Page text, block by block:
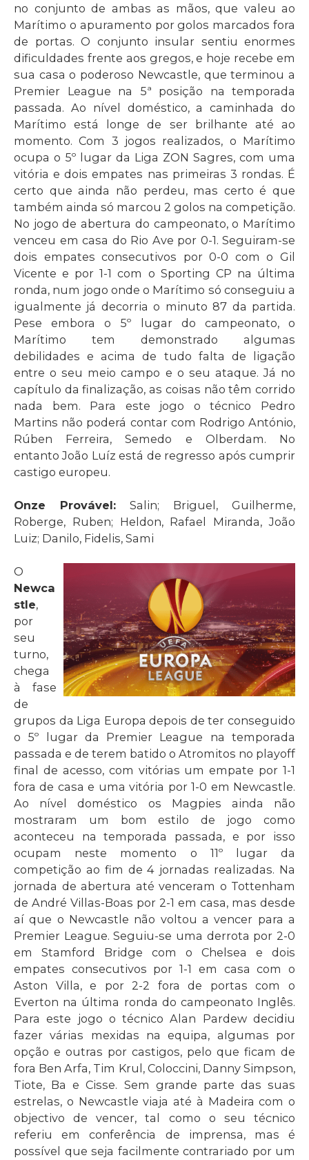
no conjunto de ambas as mãos, que valeu ao
Marítimo o apuramento por golos marcados fora
de portas. O conjunto insular sentiu enormes
dificuldades frente aos gregos, e hoje recebe em
sua casa o poderoso Newcastle, que terminou a
Premier League na 5ª posição na temporada
passada. Ao nível doméstico, a caminhada do
Marítimo está longe de ser brilhante até ao
momento. Com 3 jogos realizados, o Marítimo
ocupa o 5º lugar da Liga ZON Sagres, com uma
vitória e dois empates nas primeiras 3 rondas. É
certo que ainda não perdeu, mas certo é que
também ainda só marcou 2 golos na competição.
No jogo de abertura do campeonato, o Marítimo
venceu em casa do Rio Ave por 0-1. Seguiram-se
dois empates consecutivos por 0-0 com o Gil
Vicente e por 1-1 com o Sporting CP na última
ronda, num jogo onde o Marítimo só conseguiu a
igualmente já decorria o minuto 87 da partida.
Pese embora o 5º lugar do campeonato, o
Marítimo tem demonstrado algumas
debilidades e acima de tudo falta de ligação
entre o seu meio campo e o seu ataque. Já no
capítulo da finalização, as coisas não têm corrido
nada bem. Para este jogo o técnico Pedro
Martins não poderá contar com Rodrigo António,
Rúben Ferreira, Semedo e Olberdam. No
entanto João Luíz está de regresso após cumprir
castigo europeu.
Onze Provável: Salin; Briguel, Guilherme,
Roberge, Ruben; Heldon, Rafael Miranda, João
Luiz; Danilo, Fidelis, Sami
O
Newca
stle,
por
seu
turno,
chega
à fase
de
grupos da Liga Europa depois de ter conseguido
o 5º lugar da Premier League na temporada
passada e de terem batido o Atromitos no playoff
final de acesso, com vitórias um empate por 1-1
fora de casa e uma vitória por 1-0 em Newcastle.
Ao nível doméstico os Magpies ainda não
mostraram um bom estilo de jogo como
aconteceu na temporada passada, e por isso
ocupam neste momento o 11º lugar da
competição ao fim de 4 jornadas realizadas. Na
jornada de abertura até venceram o Tottenham
de André Villas-Boas por 2-1 em casa, mas desde
aí que o Newcastle não voltou a vencer para a
Premier League. Seguiu-se uma derrota por 2-0
em Stamford Bridge com o Chelsea e dois
empates consecutivos por 1-1 em casa com o
Aston Villa, e por 2-2 fora de portas com o
Everton na última ronda do campeonato Inglês.
Para este jogo o técnico Alan Pardew decidiu
fazer várias mexidas na equipa, algumas por
opção e outras por castigos, pelo que ficam de
fora Ben Arfa, Tim Krul, Coloccini, Danny Simpson,
Tiote, Ba e Cisse. Sem grande parte das suas
estrelas, o Newcastle viaja até à Madeira com o
objectivo de vencer, tal como o seu técnico
referiu em conferência de imprensa, mas é
possível que seja facilmente contrariado por um